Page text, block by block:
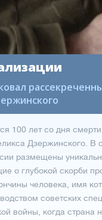
100 лет со дня
Дзержинского. В
размещены
о глубокой скорби
человека, имя
советских
войны, когда страна